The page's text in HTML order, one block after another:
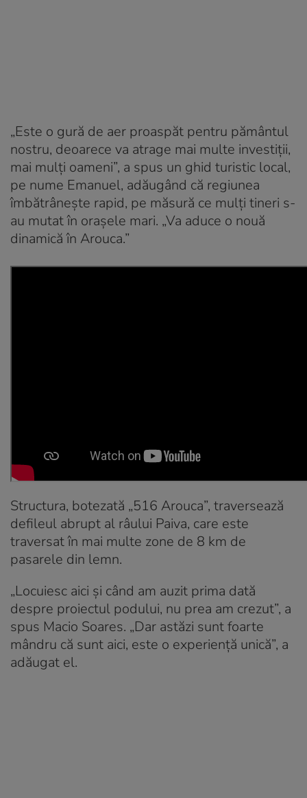
„Este o gură de aer proaspăt pentru pământul
nostru, deoarece va atrage mai multe investiții,
mai mulți oameni”, a spus un ghid turistic local,
pe nume Emanuel, adăugând că regiunea
îmbătrânește rapid, pe măsură ce mulți tineri s-
au mutat în orașele mari. „Va aduce o nouă
dinamică în Arouca.”
Structura, botezată „516 Arouca”, traversează
defileul abrupt al râului Paiva, care este
traversat în mai multe zone de 8 km de
pasarele din lemn.
„Locuiesc aici și când am auzit prima dată
despre proiectul podului, nu prea am crezut”, a
spus Macio Soares. „Dar astăzi sunt foarte
mândru că sunt aici, este o experiență unică”, a
adăugat el.